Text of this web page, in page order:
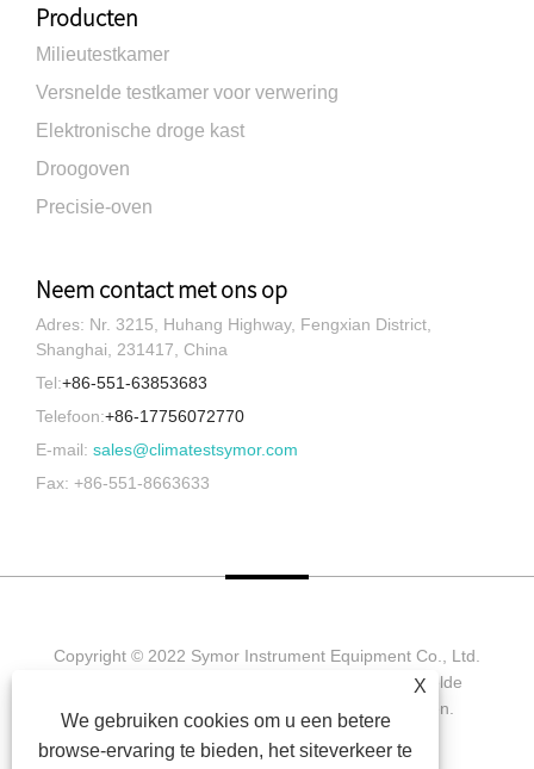
Producten
Milieutestkamer
Versnelde testkamer voor verwering
Elektronische droge kast
Droogoven
Precisie-oven
Neem contact met ons op
Adres: Nr. 3215, Huhang Highway, Fengxian District,
Shanghai, 231417, China
Tel:+86-551-63853683
Telefoon:+86-17756072770
E-mail: sales@climatestsymor.com
Fax: +86-551-8663633
Copyright © 2022 Symor Instrument Equipment Co., Ltd.
Milieutestkamer, elektronische droogkast, versnelde
verweringstestkamer. Alle rechten voorbehouden.
X
We gebruiken cookies om u een betere
browse-ervaring te bieden, het siteverkeer te